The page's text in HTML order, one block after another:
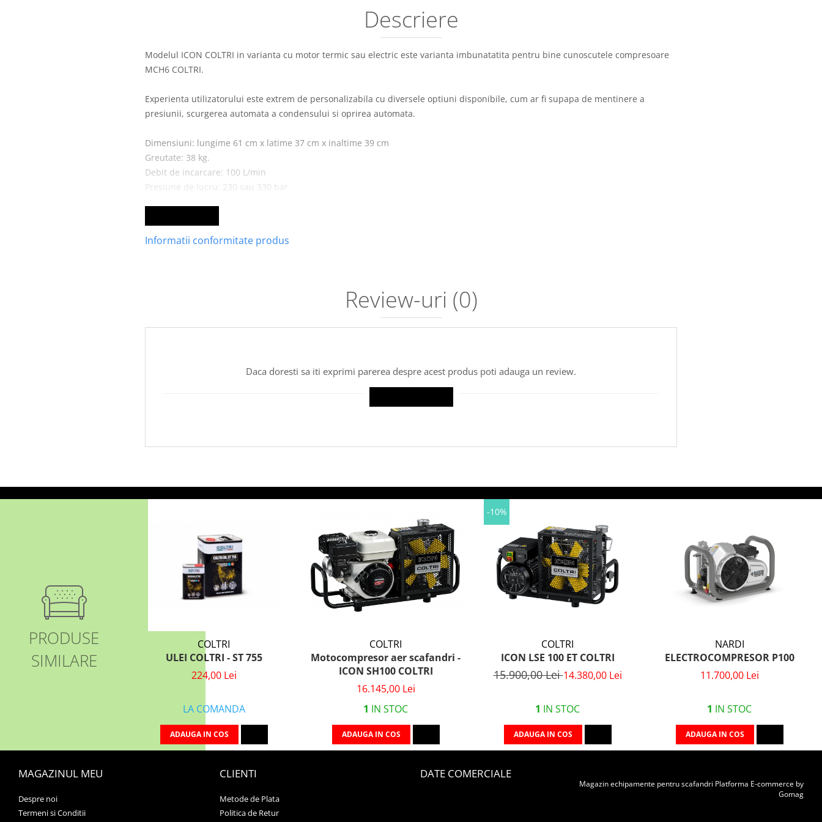
Descriere
Modelul ICON COLTRI in varianta cu motor termic sau electric este varianta imbunatatita pentru bine cunoscutele compresoare
MCH6 COLTRI.
Experienta utilizatorului este extrem de personalizabila cu diversele optiuni disponibile, cum ar fi supapa de mentinere a
presiunii, scurgerea automata a condensului si oprirea automata.
Dimensiuni: lungime 61 cm x latime 37 cm x inaltime 39 cm
Greutate: 38 kg.
Debit de incarcare: 100 L/min
Presiune de lucru: 230 sau 330 bar
Informatii conformitate produs
Review-uri (0)
Daca doresti sa iti exprimi parerea despre acest produs poti adauga un review.
PRODUSE
SIMILARE
COLTRI
ULEI COLTRI - ST 755
224,00 Lei
LA COMANDA
ADAUGA IN COS
COLTRI
Motocompresor aer scafandri -
ICON SH100 COLTRI
16.145,00 Lei
1 IN STOC
ADAUGA IN COS
-10%
COLTRI
ICON LSE 100 ET COLTRI
15.900,00 Lei14.380,00 Lei
1 IN STOC
ADAUGA IN COS
NARDI
ELECTROCOMPRESOR P100
11.700,00 Lei
1 IN STOC
ADAUGA IN COS
MAGAZINUL MEU
Despre noi
Termeni si Conditii
CLIENTI
Metode de Plata
Politica de Retur
DATE COMERCIALE
Magazin echipamente pentru scafandri Platforma E-commerce by
Gomag